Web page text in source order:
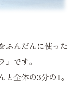
ふんだんに使った
です。
全体の3分の1。